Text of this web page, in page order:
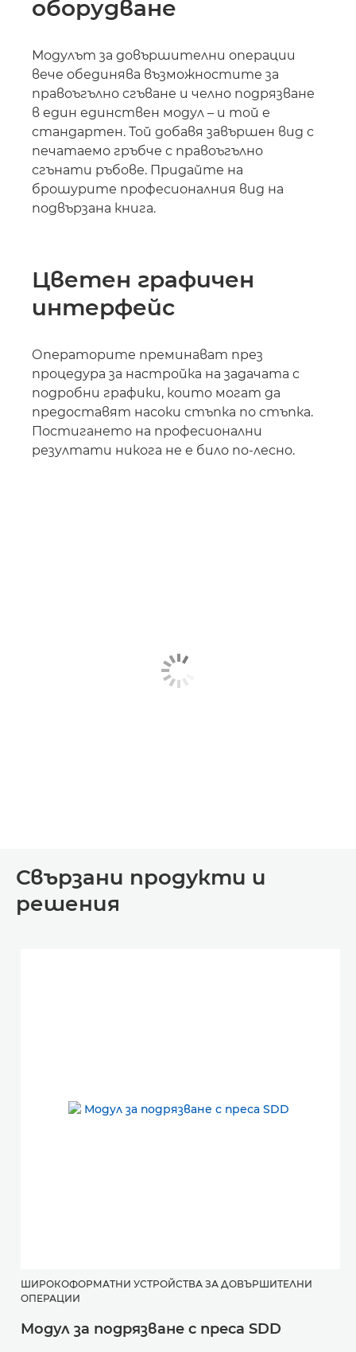
оборудване
Модулът за довършителни операции
вече обединява възможностите за
правоъгълно сгъване и челно подрязване
в един единствен модул – и той е
стандартен. Той добавя завършен вид с
печатаемо гръбче с правоъгълно
сгънати ръбове. Придайте на
брошурите професионалния вид на
подвързана книга.
Цветен графичен
интерфейс
Операторите преминават през
процедура за настройка на задачата с
подробни графики, които могат да
предоставят насоки стъпка по стъпка.
Постигането на професионални
резултати никога не е било по-лесно.
Свързани продукти и
решения
ШИРОКОФОРМАТНИ УСТРОЙСТВА ЗА ДОВЪРШИТЕЛНИ
ОПЕРАЦИИ
Модул за подрязване с преса SDD